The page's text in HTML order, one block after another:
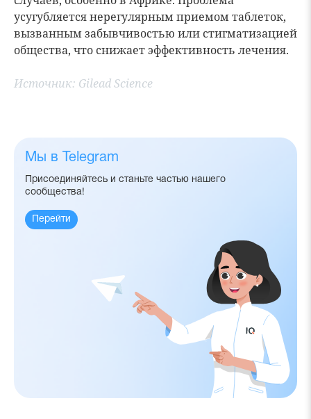
усугубляется нерегулярным приемом таблеток,
вызванным забывчивостью или стигматизацией
общества, что снижает эффективность лечения.
Источник: Gilead Science
Мы в Telegram
Присоединяйтесь и станьте частью нашего
сообщества!
Перейти